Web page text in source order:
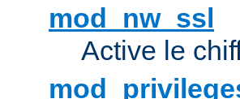
mod_nw_ssl
Active le